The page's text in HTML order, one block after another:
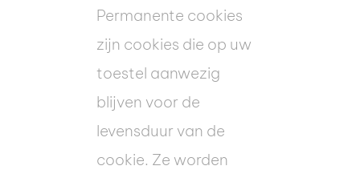
Permanente cookies
zijn cookies die op uw
toestel aanwezig
blijven voor de
levensduur van de
cookie. Ze worden